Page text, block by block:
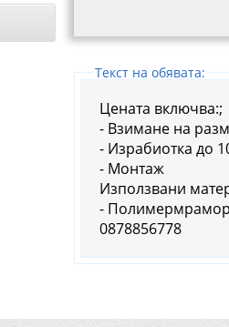
Tекст на обявата:
Цената включва:;
- Взимане на
- Израбиотка до
- Монтаж
Използвани
-
0878856778